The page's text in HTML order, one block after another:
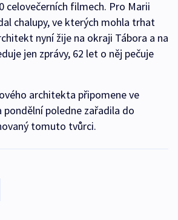
celovečerních filmech. Pro Marii
chalupy, ve kterých mohla trhat
nyní žije na okraji Tábora a na
jen zprávy, 62 let o něj pečuje
architekta připomene ve
pondělní poledne zařadila do
tomuto tvůrci.